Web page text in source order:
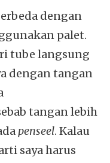
dengan
palet.
tube langsung
dengan tangan
tangan lebih
penseel. Kalau
saya harus